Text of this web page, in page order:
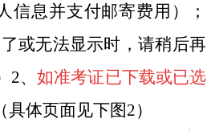
信息并支付邮寄费用）；
或无法显示时，请稍后再
2、如准考证已下载或已选
具体页面见下图2）